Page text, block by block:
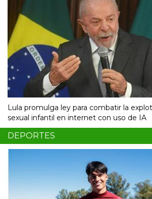
Lula promulga ley para combatir la
sexual infantil en internet con uso de IA
DEPORTES